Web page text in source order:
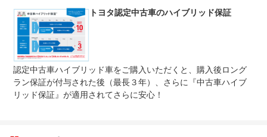
トヨタ認定中古車のハイブリッド保証
認定中古車ハイブリッド車をご購入いただくと、購入後ロング
ラン保証が付与された後（最長３年）、さらに『中古車ハイブ
リッド保証』が適用されてさらに安心！